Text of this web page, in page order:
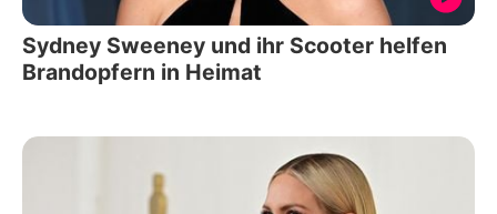
Sydney Sweeney und ihr Scooter helfen
Brandopfern in Heimat